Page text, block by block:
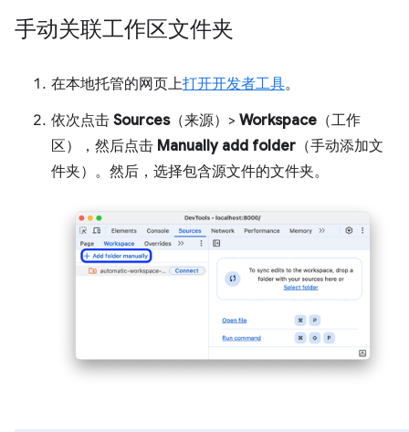
手动关联工作区文件夹
在本地托管的网页上打开开发者工具。
依次点击 Sources（来源）> Workspace （工作
区），然后点击 Manually add folder （手动添加文
件夹）。然后，选择包含源文件的文件夹。